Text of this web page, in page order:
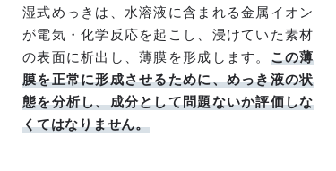
湿式めっきは、水溶液に含まれる金属イオン
が電気・化学反応を起こし、浸けていた素材
の表面に析出し、薄膜を形成します。 この薄
膜を正常に形成させるために、めっき液の状
態を分析し、成分として問題ないか評価しな
くてはなりません。